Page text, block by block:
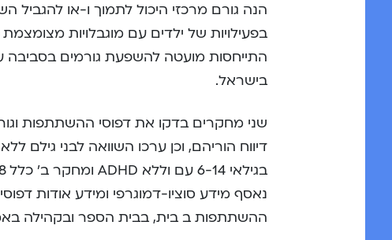
הנה גורם מרכזי היכול לתמוך ו-או
בפעילויות של ילדים עם מוגבלויות
התייחסות מועטה להשפעת גורמים בסביבה
בישראל.
נאסף מידע סוציו-דמוגרפי ומידע אודות
ההשתתפות ב בית, בבית הספר ובקהילה